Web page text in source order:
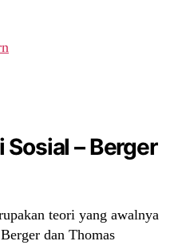
– Berger
teori yang awalnya
dan Thomas